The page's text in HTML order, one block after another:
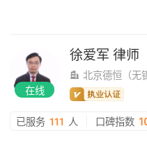
在线
徐爱军 律师
北京德恒（无
已服务 111 人 口碑指数